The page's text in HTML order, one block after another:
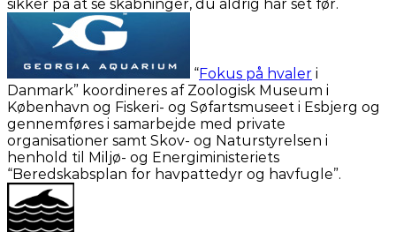
sikker på at se skabninger, du aldrig har set før.
“Fokus på hvaler i
Danmark” koordineres af Zoologisk Museum i
København og Fiskeri- og Søfartsmuseet i Esbjerg og
gennemføres i samarbejde med private
organisationer samt Skov- og Naturstyrelsen i
henhold til Miljø- og Energiministeriets
“Beredskabsplan for havpattedyr og havfugle”.